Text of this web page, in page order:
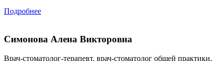
Подробнее
Симонова Алена Викторовна
Врач-стоматолог-терапевт, врач-стоматолог общей практики,